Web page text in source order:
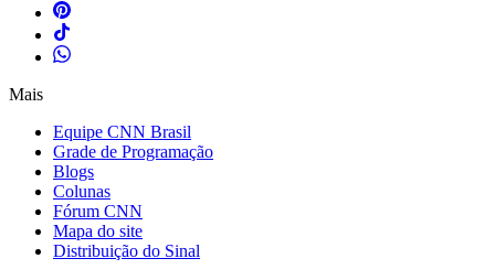
Mais
Equipe CNN Brasil
Grade de Programação
Blogs
Colunas
Fórum CNN
Mapa do site
Distribuição do Sinal